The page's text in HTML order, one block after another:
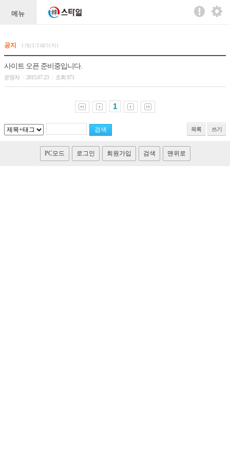
메뉴
공지 1개(1/1페이지)
사이트 오픈 준비중입니다.
운영자 2015.07.23 조회 971
1
목록 쓰기
PC모드 로그인 회원가입 검색 맨위로